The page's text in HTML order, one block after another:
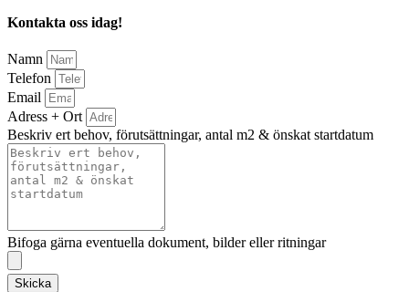
Kontakta oss idag!
Namn
Telefon
Email
Adress + Ort
Beskriv ert behov, förutsättningar, antal m2 & önskat startdatum
Bifoga gärna eventuella dokument, bilder eller ritningar
Skicka